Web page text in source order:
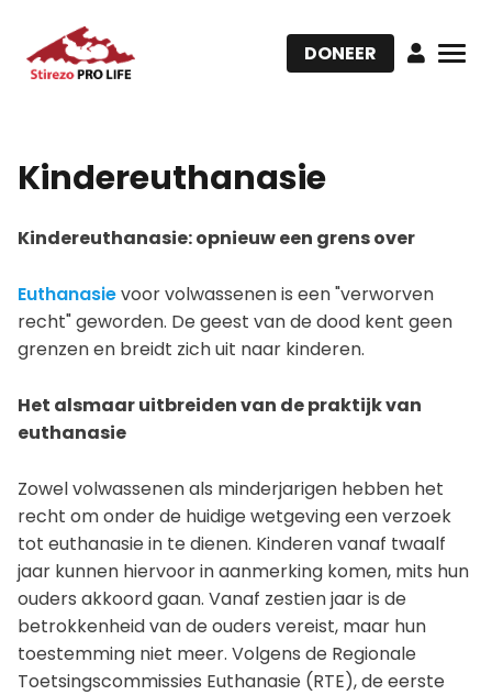
DONEER
Kindereuthanasie
Kindereuthanasie: opnieuw een grens over
Euthanasievoor volwassenen is een "verworven
recht" geworden. De geest van de dood kent geen
grenzen en breidt zich uit naar kinderen.
Het alsmaar uitbreiden van de praktijk van
euthanasie
Zowel volwassenen als minderjarigen hebben het
recht om onder de huidige wetgeving een verzoek
tot euthanasie in te dienen. Kinderen vanaf twaalf
jaar kunnen hiervoor in aanmerking komen, mits hun
ouders akkoord gaan. Vanaf zestien jaar is de
betrokkenheid van de ouders vereist, maar hun
toestemming niet meer. Volgens de Regionale
Toetsingscommissies Euthanasie (RTE), de eerste